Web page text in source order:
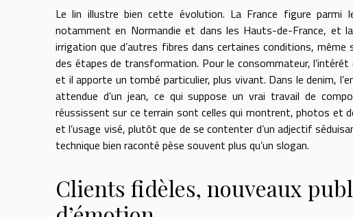
Le lin illustre bien cette évolution. La France figure parmi
notamment en Normandie et dans les Hauts-de-France, et
irrigation que d’autres fibres dans certaines conditions,
des étapes de transformation. Pour le consommateur,
et il apporte un tombé particulier, plus vivant. Dans le denim,
attendue d’un jean, ce qui suppose un vrai travail de
réussissent sur ce terrain sont celles qui montrent, photos et
et l’usage visé, plutôt que de se contenter d’un adjectif
technique bien raconté pèse souvent plus qu’un slogan.
Clients fidèles, nouveaux